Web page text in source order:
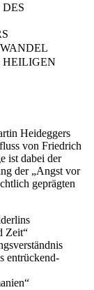
HEILIGEN
Heideggers
von Friedrich
ist dabei der
der „Angst vor
geprägten
Zeit“
entrückend-